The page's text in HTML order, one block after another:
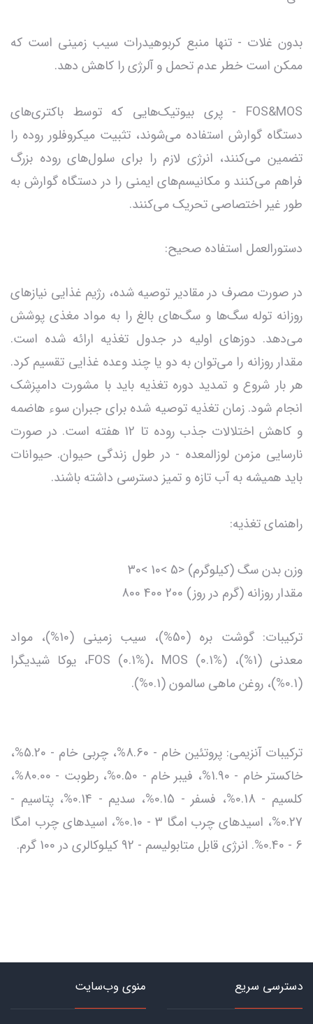
بدون غلات - تنها منبع کربوهیدرات سیب زمینی است که
ممکن است خطر عدم تحمل و آلرژی را کاهش دهد.
FOS&MOS - پری بیوتیک‌هایی که توسط باکتری‌های
دستگاه گوارش استفاده می‌شوند، تثبیت میکروفلور روده را
تضمین می‌کنند، انرژی لازم را برای سلول‌های روده بزرگ
فراهم می‌کنند و مکانیسم‌های ایمنی را در دستگاه گوارش به
طور غیر اختصاصی تحریک می‌کنند.
دستورالعمل استفاده صحیح:
در صورت مصرف در مقادیر توصیه شده، رژیم غذایی نیازهای
روزانه توله سگ‌ها و سگ‌های بالغ را به مواد مغذی پوشش
می‌دهد. دوزهای اولیه در جدول تغذیه ارائه شده است.
مقدار روزانه را می‌توان به دو یا چند وعده غذایی تقسیم کرد.
هر بار شروع و تمدید دوره تغذیه باید با مشورت دامپزشک
انجام شود. زمان تغذیه توصیه شده برای جبران سوء هاضمه
و کاهش اختلالات جذب روده تا 12 هفته است. در صورت
نارسایی مزمن لوزالمعده - در طول زندگی حیوان. حیوانات
باید همیشه به آب تازه و تمیز دسترسی داشته باشند.
راهنمای تغذیه:
وزن بدن سگ (کیلوگرم) <5 >10 >30
مقدار روزانه (گرم در روز) 200 400 800
ترکیبات: گوشت بره (50%)، سیب زمینی (10%)، مواد
معدنی (1%)، FOS (0.1%)، MOS (0.1%)، یوکا شیدیگرا
(0.1%)، روغن ماهی سالمون (0.1%).
ترکیبات آنزیمی: پروتئین خام - 8.60%، چربی خام - 5.20%،
خاکستر خام - 1.90%، فیبر خام - 0.50%، رطوبت - 80.00%،
کلسیم - 0.18%، فسفر - 0.15%، سدیم - 0.14%، پتاسیم -
0.27%، اسیدهای چرب امگا 3 - 0.10%، اسیدهای چرب امگا
6 - 0.40%. انرژی قابل متابولیسم - 92 کیلوکالری در 100 گرم.
دسترسی سریع منوی وب‌سایت